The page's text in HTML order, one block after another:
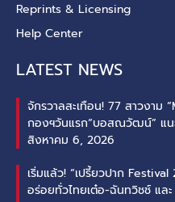
Reprints & Licensing
Help Center
LATEST NEWS
จักรวาลสะเทือน! 77 สาวงาม
กองฯวันแรก“บอสณวัฒน์” แน
สิงหาคม 6, 2026
เริ่มแล้ว! “เปรี้ยวปาก
อร่อยทั่วไทยเต๋อ-ฉันทวิชช์ แล